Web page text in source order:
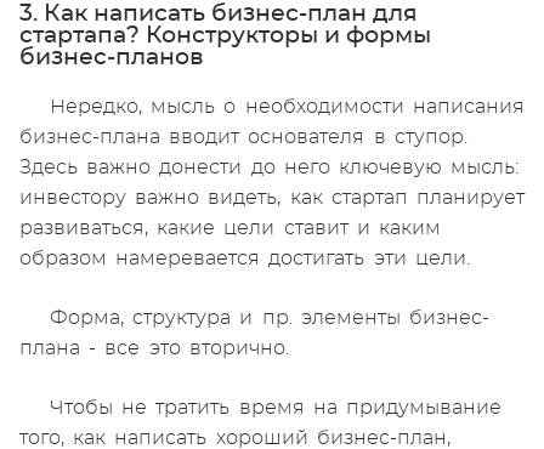
3. Как написать бизнес-план для
стартапа? Конструкторы и формы
бизнес-планов
Нередко, мысль о необходимости написания
бизнес-плана вводит основателя в ступор.
Здесь важно донести до него ключевую мысль:
инвестору важно видеть, как стартап планирует
развиваться, какие цели ставит и каким
образом намеревается достигать эти цели.
Форма, структура и пр. элементы бизнес-
плана - все это вторично.
Чтобы не тратить время на придумывание
того, как написать хороший бизнес-план,